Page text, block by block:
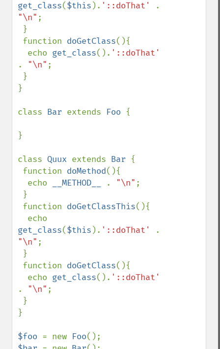
get_class($this ). '::doThat'
"\n" ;
function doGetClass(){
  echo
get_class().
. "\n" ;
}
class Bar extends Foo {
}
class Quux extends Bar {
function doMethod(){
  echo
__METHOD__ . "\n" ;
function doGetClassThis(){
get_class($this ). '::doThat'
"\n" ;
function doGetClass(){
  echo
get_class().
. "\n" ;
}
$foo = new Foo